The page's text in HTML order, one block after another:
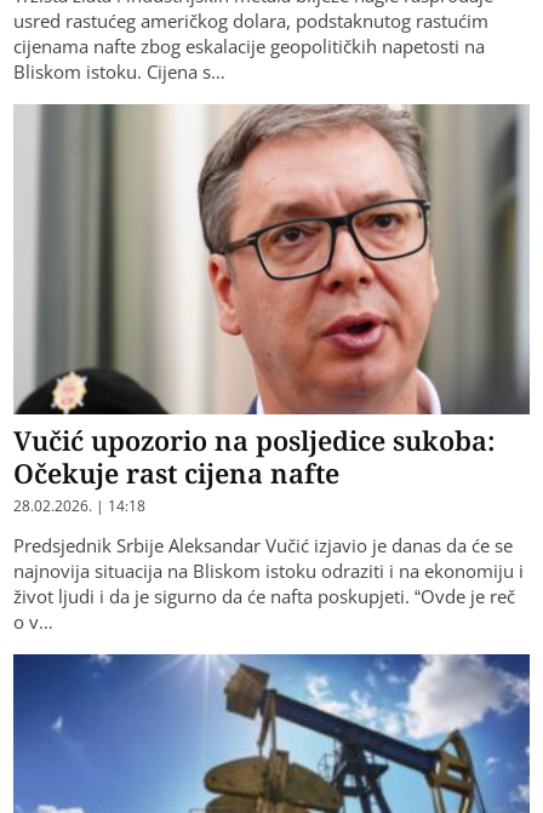
usred rastućeg američkog dolara, podstaknutog rastućim
cijenama nafte zbog eskalacije geopolitičkih napetosti na
Bliskom istoku. Cijena s…
Vučić upozorio na posljedice sukoba:
Očekuje rast cijena nafte
28.02.2026. | 14:18
Predsjednik Srbije Aleksandar Vučić izjavio je danas da će se
najnovija situacija na Bliskom istoku odraziti i na ekonomiju i
život ljudi i da je sigurno da će nafta poskupjeti. “Ovde je reč
o v…